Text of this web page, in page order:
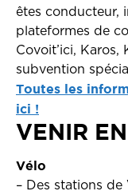
êtes conducteur,
plateformes de
Covoit’ici,
subvention
Toutes les
ici !
VENIR
Vélo
– Des stations de